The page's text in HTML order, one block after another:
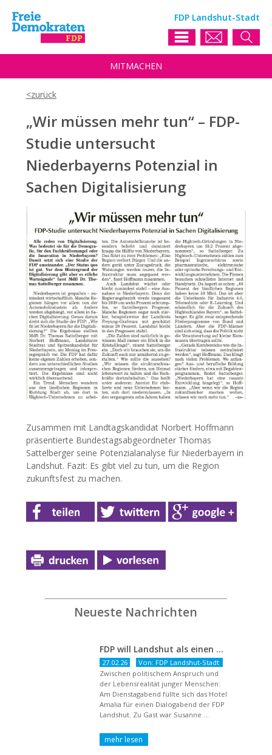
FDP Landshut-Stadt
MITMACHEN
„Wir müssen mehr tun“ – FDP-
Studie untersucht
Niederbayerns Potenzial in
Sachen Digitalisierung
Zusammen mit Landtagskandidat Norbert Hoffmann
präsentierte Bundestagsabgeordneter Thomas
Sattelberger seine Potenzialanalyse für Niederbayern in
Landshut. Fazit: Es gibt viel zu tun, um die Region
zukunftsfest zu machen.
Neueste Nachrichten
FDP will Landshut als einen echten Chancenort gestalten
27.02.26
Von: FDP Landshut-Stadt
Zwischen politischem Anspruch und
der Lebensrealität junger Menschen:
Am Dienstagabend füllte sich das Hotel
Amalia für einen Dialogabend der FDP
Landshut. Zu Gast war Susanne ...